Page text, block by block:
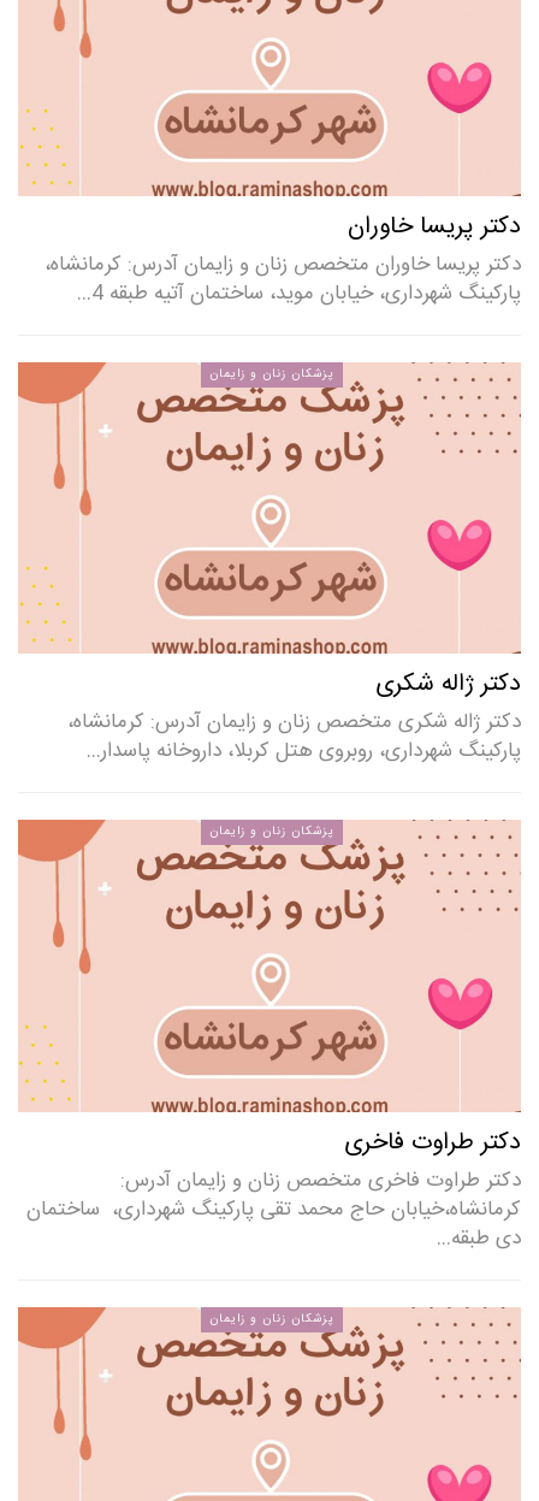
دکتر پریسا خاوران
دکتر پریسا خاوران متخصص زنان و زایمان آدرس: کرمانشاه،
پارکینگ شهرداری، خیابان موید، ساختمان آتیه طبقه 4…
پزشکان زنان و زایمان
دکتر ژاله شکری
دکتر ژاله شکری متخصص زنان و زایمان آدرس: کرمانشاه،
پارکینگ شهرداری، روبروی هتل کربلا، داروخانه پاسدار…
پزشکان زنان و زایمان
دکتر طراوت فاخری
دکتر طراوت فاخری متخصص زنان و زایمان آدرس:
کرمانشاه،خیابان حاج محمد تقی پارکینگ شهرداری، ساختمان
دی طبقه…
پزشکان زنان و زایمان